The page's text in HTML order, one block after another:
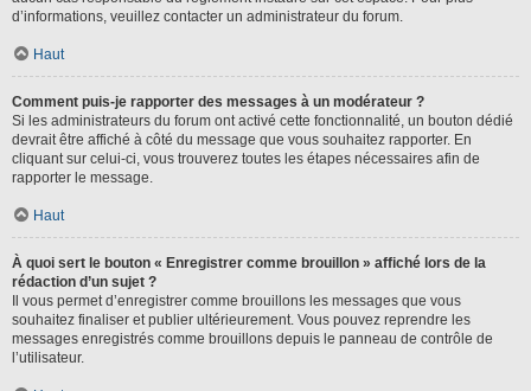
d’informations, veuillez contacter un administrateur du forum.
Haut
Comment puis-je rapporter des messages à un modérateur ?
Si les administrateurs du forum ont activé cette fonctionnalité, un bouton dédié
devrait être affiché à côté du message que vous souhaitez rapporter. En
cliquant sur celui-ci, vous trouverez toutes les étapes nécessaires afin de
rapporter le message.
Haut
À quoi sert le bouton « Enregistrer comme brouillon » affiché lors de la
rédaction d’un sujet ?
Il vous permet d’enregistrer comme brouillons les messages que vous
souhaitez finaliser et publier ultérieurement. Vous pouvez reprendre les
messages enregistrés comme brouillons depuis le panneau de contrôle de
l’utilisateur.